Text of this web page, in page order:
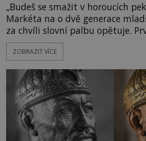
„Budeš se smažit v horoucích
Markéta na o dvě generace
za chvíli slovní palbu opětuje.
katolička, druhá přesvědčená
nich se usídlí na jedné z věží
mezi vůdce protihusitského
skutečně jistou
ZOBRAZIT VÍCE